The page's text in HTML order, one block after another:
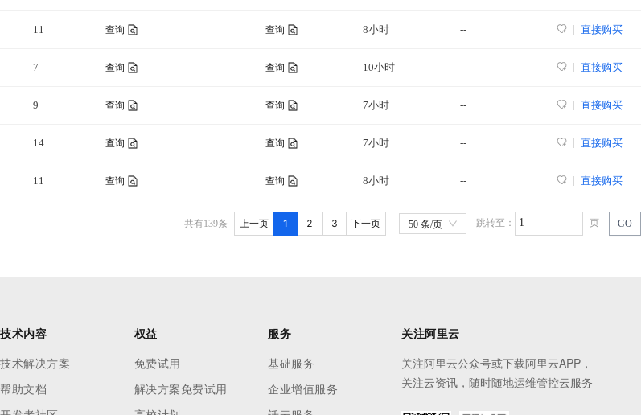
11 查询 查询 8小时 -- 直接购买
7 查询 查询 10小时 -- 直接购买
9 查询 查询 7小时 -- 直接购买
14 查询 查询 7小时 -- 直接购买
11 查询 查询 8小时 -- 直接购买
共有139条 上一页 1 2 3 下一页 50 条/页 跳转至： 页 GO